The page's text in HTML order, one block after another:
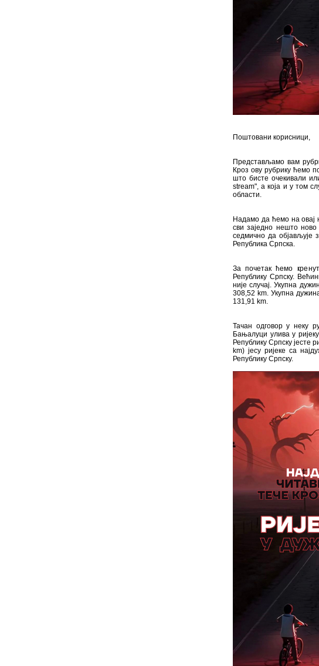
Поштовани корисници,
Представљамо вам
Кроз ову рубрику ћемо
што бисте очекивали
stream", а која и у том
области.
Надамо да ћемо на овај
сви заједно нешто
седмично да објављује
Република Српска.
За почетак ћемо
Републику Српску.
није случај. Укупна
308,52 km. Укупна
131,91 km.
Тачан одговор у неку
Бањалуци улива у
Републику Српску јесте
km) јесу ријеке са
Републику Српску.